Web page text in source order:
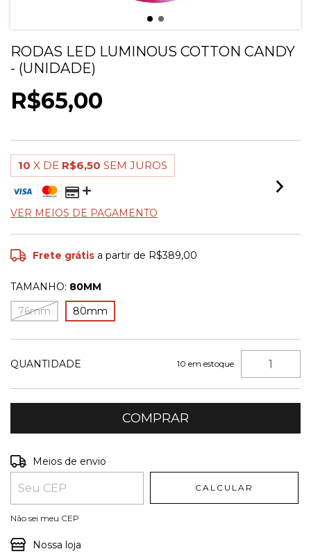
RODAS LED LUMINOUS COTTON CANDY
- (UNIDADE)
R$65,00
10 X DE R$6,50 SEM JUROS
VER MEIOS DE PAGAMENTO
Frete grátis a partir de R$389,00
TAMANHO: 80MM
76mm
80mm
QUANTIDADE 10 em estoque
Entregas para o CEP:
Meios de envio
CALCULAR
Não sei meu CEP
Nossa loja